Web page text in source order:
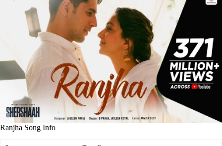
Ranjha Song Info